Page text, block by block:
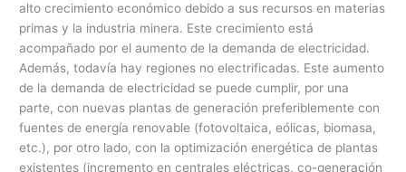
alto crecimiento económico debido a sus recursos en materias
primas y la industria minera. Este crecimiento está
acompañado por el aumento de la demanda de electricidad.
Además, todavía hay regiones no electrificadas. Este aumento
de la demanda de electricidad se puede cumplir, por una
parte, con nuevas plantas de generación preferiblemente con
fuentes de energía renovable (fotovoltaica, eólicas, biomasa,
etc.), por otro lado, con la optimización energética de plantas
existentes (incremento en centrales eléctricas, co-generación